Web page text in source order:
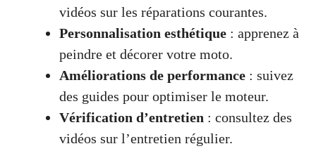
vidéos sur les réparations courantes.
Personnalisation esthétique : apprenez à
peindre et décorer votre moto.
Améliorations de performance : suivez
des guides pour optimiser le moteur.
Vérification d’entretien : consultez des
vidéos sur l’entretien régulier.